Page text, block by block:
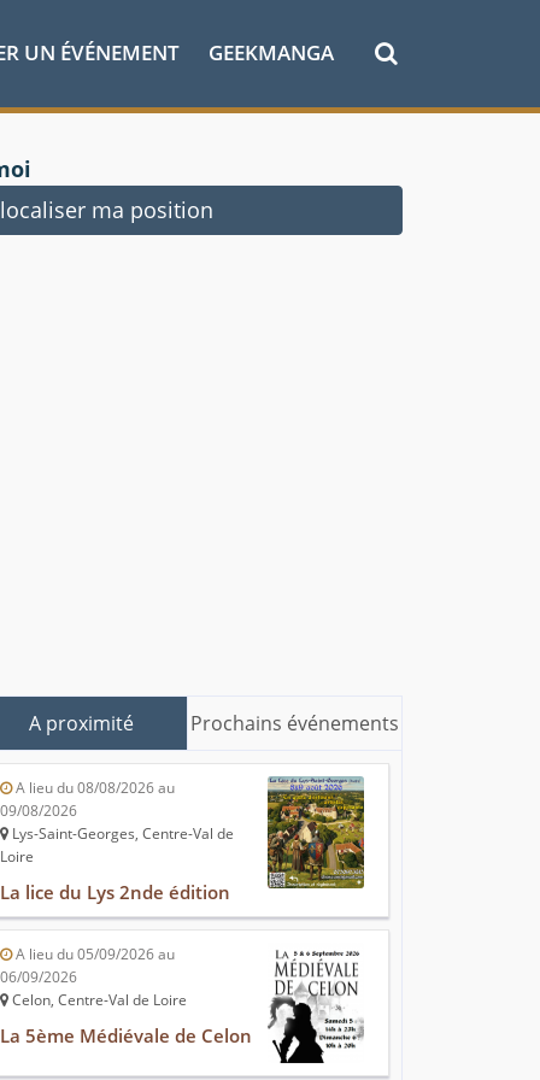
UN ÉVÉNEMENT GEEKMANGA
ma position
A proximité Prochains événements
A lieu du 08/08/2026 au
09/08/2026
Lys-Saint-Georges, Centre-Val de
Loire
La lice du Lys 2nde édition
A lieu du 05/09/2026 au
06/09/2026
Celon, Centre-Val de Loire
La 5ème Médiévale de Celon